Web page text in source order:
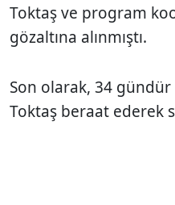
Toktaş ve program
gözaltına alınmıştı.
Son olarak, 34
Toktaş beraat ederek